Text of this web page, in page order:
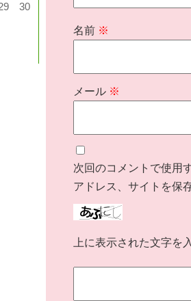
30
名前 ※
メール ※
次回のコメントで使用
アドレス、サイトを保
上に表示された文字を